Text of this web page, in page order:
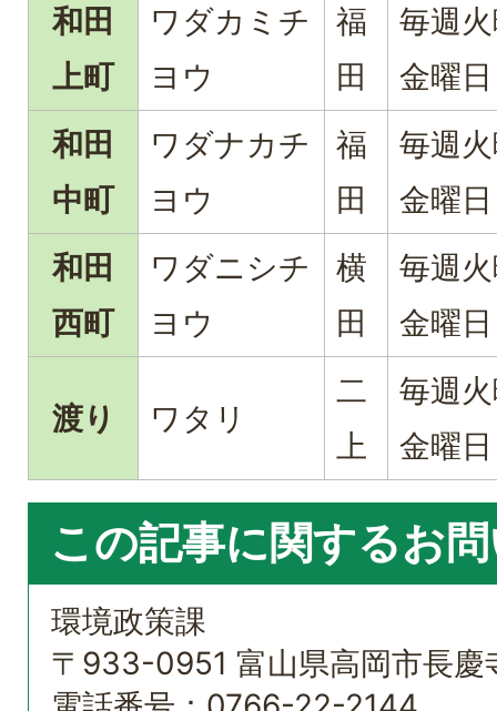
和田
上町
ワダカミチ
ヨウ
福
田
毎週
金曜日
和田
中町
ワダナカチ
ヨウ
福
田
毎週
金曜日
和田
西町
ワダニシチ
ヨウ
横
田
毎週
金曜日
渡り ワタリ
二
上
毎週
金曜日
この記事に関するお
環境政策課
〒933-0951 富山県高岡市長